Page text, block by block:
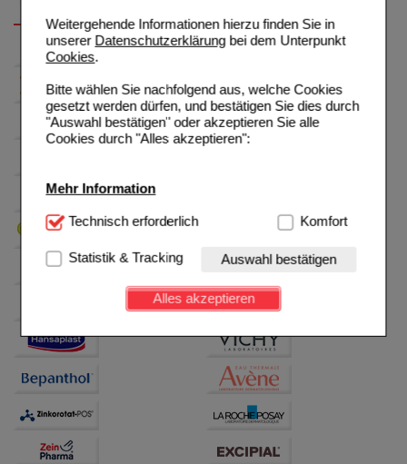
Weitergehende Informationen hierzu finden Sie in
unserer Datenschutzerklärungbei dem Unterpunkt
Cookies.
Bitte wählen Sie nachfolgend aus, welche Cookies
gesetzt werden dürfen, und bestätigen Sie dies durch
"Auswahl bestätigen" oder akzeptieren Sie alle
Cookies durch "Alles akzeptieren":
Mehr Information
Technisch Notwendig:Hierbei handelt es sich um
Website notwendig sind (z.B. Navigation, Warenkorb,
Kundenkonto), weshalb auf diese nicht verzichtet
werden kann.
Einkaufserlebnis noch ansprechender zu gestalten,
beispielsweise für die Wiedererkennung des
Besuchers oder unsere Seite an bevorzugte
Verhaltensweisen (z.B. Spracheinstellung)
auch auf Ihre Bedürfnisse zugeschrittene Inhalte
betreiben.
Technisch erforderlich Komfort
Statistik & Tracking Auswahl bestätigen
Alles akzeptieren